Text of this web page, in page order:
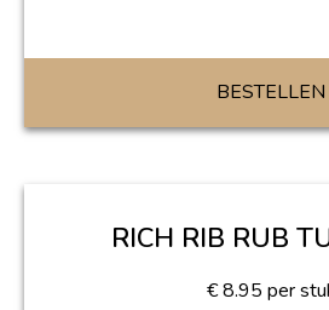
BESTELLEN
RICH RIB RUB
€ 8.95 per